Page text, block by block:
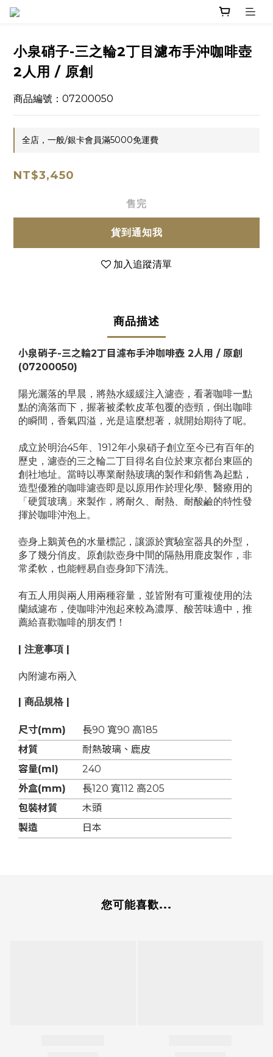
小泉硝子-三之輪2丁目濾布手沖咖啡壺
2人用 / 原創
商品編號：07200050
全店，一般/銀卡會員滿5000免運費
NT$3,450
售完
貨到通知我
加入追蹤清單
商品描述
小泉硝子-三之輪2丁目濾布手沖咖啡壺 2人用 / 原創
(07200050)
陽光灑落的早晨，將熱水緩緩注入濾壺，看著咖啡一點
點的滴落而下，握著被柔軟皮革包覆的壺頸，倒出咖啡
的瞬間，香氣四溢，光是這麼想著，就開始期待了呢。
成立於明治45年、1912年小泉硝子創立至今已有百年的
歷史，濾壺的三之輪二丁目得名自位於東京都台東區的
創社地址。當時以專業耐熱玻璃的製作和銷售為起點，
造型優雅的咖啡濾壺即是以原用作於理化學、醫療用的
「硬質玻璃」來製作，將耐久、耐熱、耐酸鹼的特性發
揮於咖啡沖泡上。
壺身上鵝黃色的水量標記，讓源於實驗室器具的外型，
多了幾分俏皮。原創款壺身中間的隔熱用鹿皮製作，非
常柔軟，也能輕易自壺身卸下清洗。
有五人用與兩人用兩種容量，並皆附有可重複使用的法
蘭絨濾布，使咖啡沖泡起來較為濃厚、酸苦味適中，推
薦給喜歡咖啡的朋友們！
| 注意事項 |
內附濾布兩入
| 商品規格 |
尺寸(mm)
長90 寬90 高185
材質
耐熱玻璃、鹿皮
容量(ml)
240
外盒(mm)
長120 寬112 高205
包裝材質
木頭
製造
日本
您可能喜歡...